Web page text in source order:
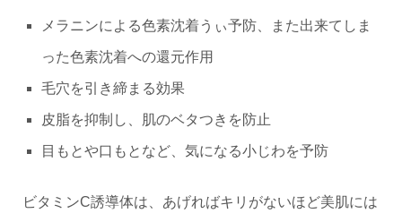
メラニンによる色素沈着うぃ予防、また出来てしま
った色素沈着への還元作用
毛穴を引き締まる効果
皮脂を抑制し、肌のベタつきを防止
目もとや口もとなど、気になる小じわを予防
ビタミンC誘導体は、あげればキリがないほど美肌には